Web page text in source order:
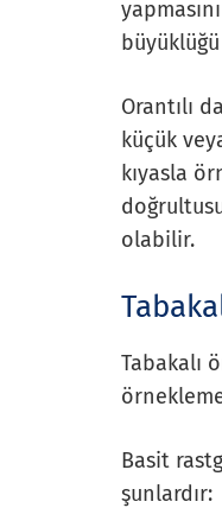
Orantılı
küçük
kıyasla
olabilir.
Tabakalı
Basit
şunlardır: